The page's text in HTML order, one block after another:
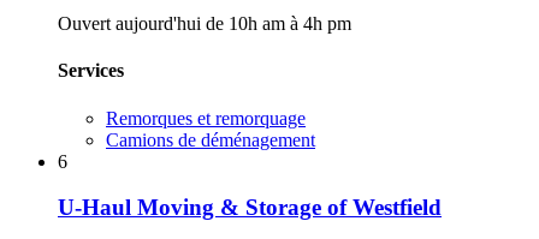
Ouvert aujourd'hui de 10h am à 4h pm
Services
Remorques et remorquage
Camions de déménagement
6
U-Haul Moving & Storage of Westfield